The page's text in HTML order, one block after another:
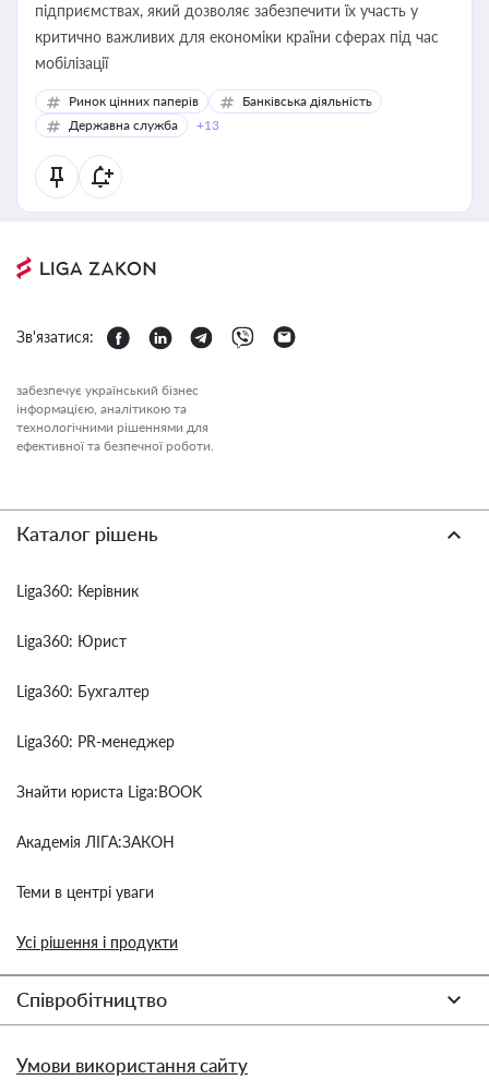
підприємствах, який дозволяє забезпечити їх участь у
критично важливих для економіки країни сферах під час
мобілізації
Ринок цінних паперів
Банківська діяльність
Державна служба
+13
Зв'язатися:
забезпечує український бізнес
інформацією, аналітикою та
технологічними рішеннями для
ефективної та безпечної роботи.
Каталог рішень
Liga360: Керівник
Liga360: Юрист
Liga360: Бухгалтер
Liga360: PR-менеджер
Знайти юриста Liga:BOOK
Академія ЛІГА:ЗАКОН
Теми в центрі уваги
Усі рішення і продукти
Співробітництво
Умови використання сайту